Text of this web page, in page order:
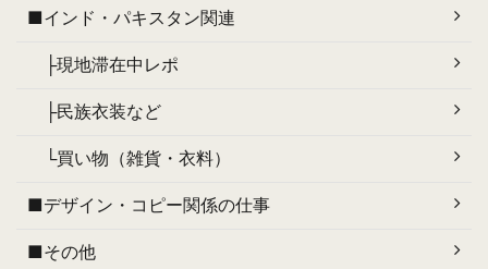
■インド・パキスタン関連
├現地滞在中レポ
├民族衣装など
└買い物（雑貨・衣料）
■デザイン・コピー関係の仕事
■その他